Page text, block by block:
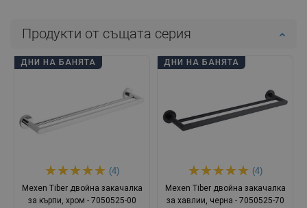
Продукти от същата серия
ДНИ НА БАНЯТА
(4)
Mexen Tiber двойна закачалка
за кърпи, хром - 7050525-00
ДНИ НА БАНЯТА
(4)
Mexen Tiber двойна закачалка
за хавлии, черна - 7050525-70